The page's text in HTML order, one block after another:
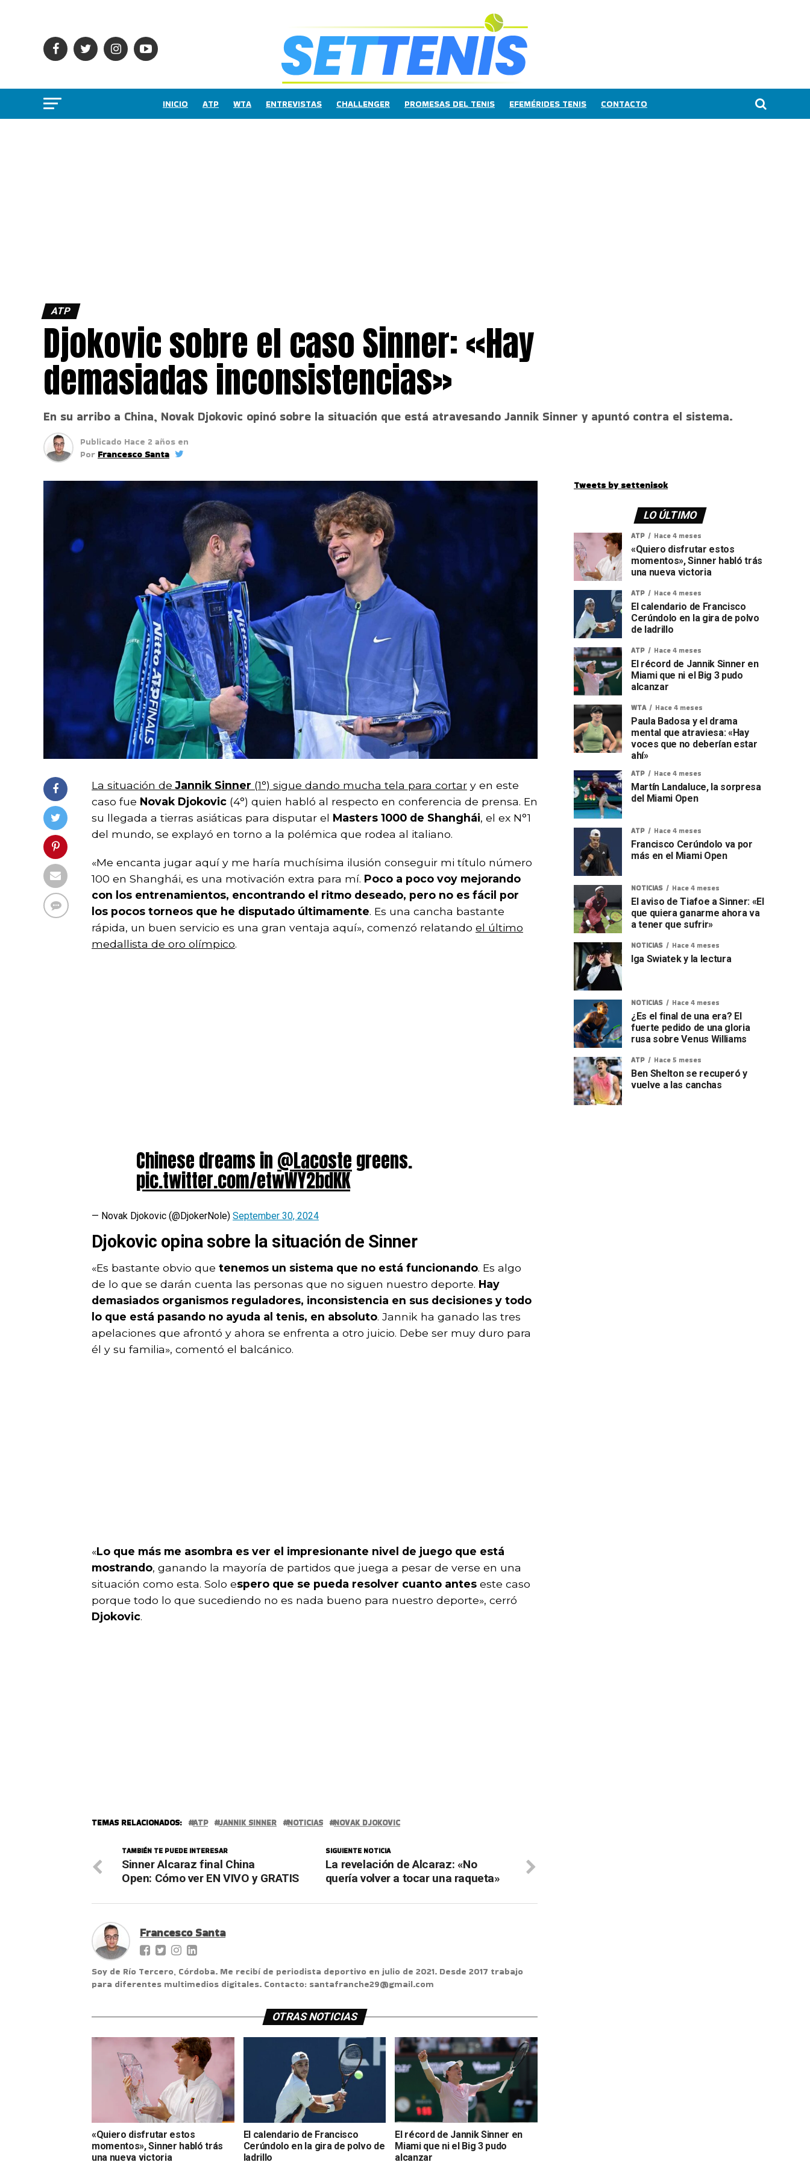
INICIO ATP WTA ENTREVISTAS CHALLENGER PROMESAS DEL TENIS EFEMÉRIDES TENIS CONTACTO
ATP
Djokovic sobre el caso Sinner: «Hay
demasiadas inconsistencias»
En su arribo a China, Novak Djokovic opinó sobre la situación que está atravesando Jannik Sinner y apuntó contra el sistema.
Publicado Hace 2 años en
Por Francesco Santa
La situación de Jannik Sinner (1°) sigue dando mucha tela para cortar y en este
caso fue Novak Djokovic (4°) quien habló al respecto en conferencia de prensa. En
su llegada a tierras asiáticas para disputar el Masters 1000 de Shanghái, el ex N°1
del mundo, se explayó en torno a la polémica que rodea al italiano.
«Me encanta jugar aquí y me haría muchísima ilusión conseguir mi título número
100 en Shanghái, es una motivación extra para mí. Poco a poco voy mejorando
con los entrenamientos, encontrando el ritmo deseado, pero no es fácil por
los pocos torneos que he disputado últimamente. Es una cancha bastante
rápida, un buen servicio es una gran ventaja aquí», comenzó relatando el último
medallista de oro olímpico.
Chinese dreams in@Lacostegreens.
pic.twitter.com/etwWY2bdKK
— Novak Djokovic (@DjokerNole) September 30, 2024
Djokovic opina sobre la situación de Sinner
«Es bastante obvio que tenemos un sistema que no está funcionando. Es algo
de lo que se darán cuenta las personas que no siguen nuestro deporte. Hay
demasiados organismos reguladores, inconsistencia en sus decisiones y todo
lo que está pasando no ayuda al tenis, en absoluto. Jannik ha ganado las tres
apelaciones que afrontó y ahora se enfrenta a otro juicio. Debe ser muy duro para
él y su familia», comentó el balcánico.
«Lo que más me asombra es ver el impresionante nivel de juego que está
mostrando, ganando la mayoría de partidos que juega a pesar de verse en una
situación como esta. Solo espero que se pueda resolver cuanto antes este caso
porque todo lo que sucediendo no es nada bueno para nuestro deporte», cerró
Djokovic.
TEMAS RELACIONADOS: ATP JANNIK SINNER NOTICIAS NOVAK DJOKOVIC
SIGUIENTE NOTICIA
La revelación de Alcaraz: «No
quería volver a tocar una raqueta»
TAMBIÉN TE PUEDE INTERESAR
Sinner Alcaraz final China
Open: Cómo ver EN VIVO y GRATIS
Francesco Santa
Soy de Río Tercero, Córdoba. Me recibí de periodista deportivo en julio de 2021. Desde 2017 trabajo
para diferentes multimedios digitales. Contacto: santafranche29@gmail.com
OTRAS NOTICIAS
«Quiero disfrutar estos
momentos», Sinner habló trás
una nueva victoria
El calendario de Francisco
Cerúndolo en la gira de polvo de
ladrillo
El récord de Jannik Sinner en
Miami que ni el Big 3 pudo
alcanzar
Tweets by settenisok
LO ÚLTIMO
ATP Hace 4 meses
«Quiero disfrutar estos
momentos», Sinner habló trás
una nueva victoria
ATP Hace 4 meses
El calendario de Francisco
Cerúndolo en la gira de polvo
de ladrillo
ATP Hace 4 meses
El récord de Jannik Sinner en
Miami que ni el Big 3 pudo
alcanzar
WTA Hace 4 meses
Paula Badosa y el drama
mental que atraviesa: «Hay
voces que no deberían estar
ahí»
ATP Hace 4 meses
Martín Landaluce, la sorpresa
del Miami Open
ATP Hace 4 meses
Francisco Cerúndolo va por
más en el Miami Open
NOTICIAS Hace 4 meses
El aviso de Tiafoe a Sinner: «El
que quiera ganarme ahora va
a tener que sufrir»
NOTICIAS Hace 4 meses
Iga Swiatek y la lectura
NOTICIAS Hace 4 meses
¿Es el final de una era? El
fuerte pedido de una gloria
rusa sobre Venus Williams
ATP Hace 5 meses
Ben Shelton se recuperó y
vuelve a las canchas